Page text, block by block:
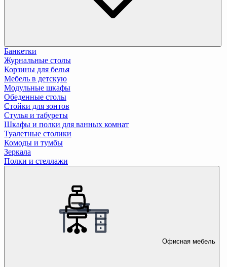
Банкетки
Журнальные столы
Корзины для белья
Мебель в детскую
Модульные шкафы
Обеденные столы
Стойки для зонтов
Стулья и табуреты
Шкафы и полки для ванных комнат
Туалетные столики
Комоды и тумбы
Зеркала
Полки и стеллажи
Офисная мебель